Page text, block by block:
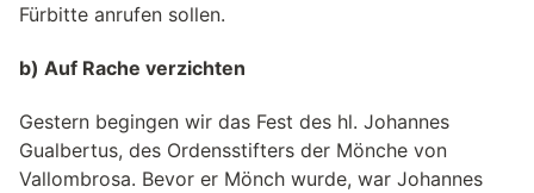
Fürbitte anrufen sollen.
b) Auf Rache verzichten
Gestern begingen wir das Fest des hl. Johannes
Gualbertus, des Ordensstifters der Mönche von
Vallombrosa. Bevor er Mönch wurde, war Johannes